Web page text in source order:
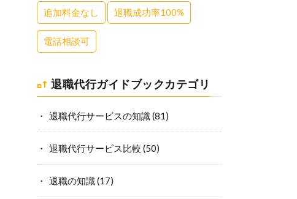
追加料金なし 退職成功率100%
電話相談可
退職代行ガイドブックカテゴリ
退職代行サービスの知識(81)
退職代行サービス比較 (50)
退職の知識(17)